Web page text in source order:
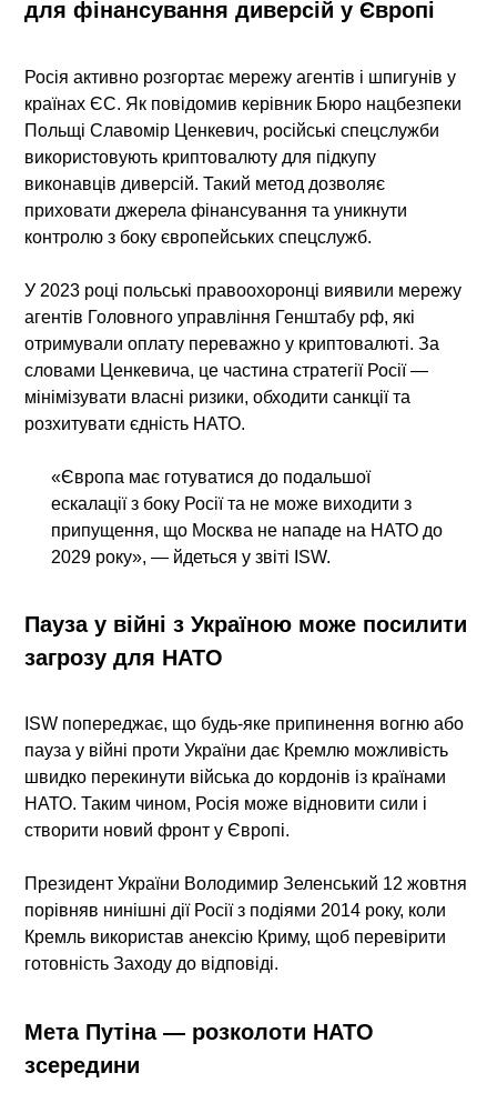
для фінансування диверсій у Європі
Росія активно розгортає мережу агентів і шпигунів у
країнах ЄС. Як повідомив керівник Бюро нацбезпеки
Польщі Славомір Ценкевич, російські спецслужби
використовують криптовалюту для підкупу
виконавців диверсій. Такий метод дозволяє
приховати джерела фінансування та уникнути
контролю з боку європейських спецслужб.
У 2023 році польські правоохоронці виявили мережу
агентів Головного управління Генштабу рф, які
отримували оплату переважно у криптовалюті. За
словами Ценкевича, це частина стратегії Росії —
мінімізувати власні ризики, обходити санкції та
розхитувати єдність НАТО.
«Європа має готуватися до подальшої
ескалації з боку Росії та не може виходити з
припущення, що Москва не нападе на НАТО до
2029 року», — йдеться у звіті ISW.
Пауза у війні з Україною може посилити
загрозу для НАТО
ISW попереджає, що будь-яке припинення вогню або
пауза у війні проти України дає Кремлю можливість
швидко перекинути війська до кордонів із країнами
НАТО. Таким чином, Росія може відновити сили і
створити новий фронт у Європі.
Президент України Володимир Зеленський 12 жовтня
порівняв нинішні дії Росії з подіями 2014 року, коли
Кремль використав анексію Криму, щоб перевірити
готовність Заходу до відповіді.
Мета Путіна — розколоти НАТО
зсередини